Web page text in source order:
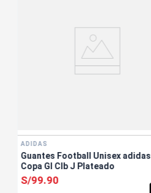
ADIDAS
Guantes Football Unisex adidas
Copa Gl Clb J Plateado
S/99.90